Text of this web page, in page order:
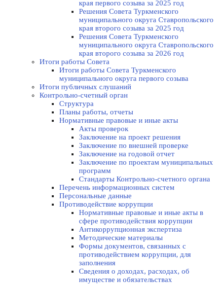
края первого созыва за 2025 год
Решения Совета Туркменского
муниципального округа Ставропольского
края второго созыва за 2025 год
Решения Совета Туркменского
муниципального округа Ставропольского
края второго созыва за 2026 год
Итоги работы Совета
Итоги работы Совета Туркменского
муниципального округа первого созыва
Итоги публичных слушаний
Контрольно-счетный орган
Структура
Планы работы, отчеты
Нормативные правовые и иные акты
Акты проверок
Заключение на проект решения
Заключение по внешней проверке
Заключение на годовой отчет
Заключение по проектам муниципальных
программ
Стандарты Контрольно-счетного органа
Перечень информационных систем
Персональные данные
Противодействие коррупции
Нормативные правовые и иные акты в
сфере противодействия коррупции
Антикоррупционная экспертиза
Методические материалы
Формы документов, связанных с
противодействием коррупции, для
заполнения
Сведения о доходах, расходах, об
имуществе и обязательствах